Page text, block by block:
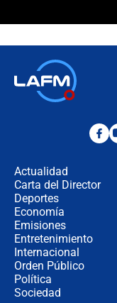
Actualidad
Carta del Director
Deportes
Economía
Emisiones
Entretenimiento
Internacional
Orden Público
Política
Sociedad